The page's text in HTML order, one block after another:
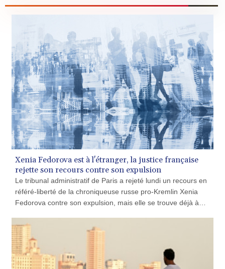
Xenia Fedorova est à l'étranger, la justice française
rejette son recours contre son expulsion
Le tribunal administratif de Paris a rejeté lundi un recours en
référé-liberté de la chroniqueuse russe pro-Kremlin Xenia
Fedorova contre son expulsion, mais elle se trouve déjà à
risque d'expulsion imminente.